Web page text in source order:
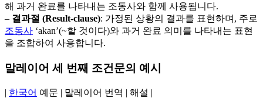
해 과거 완료를 나타내는 조동사와 함께 사용됩니다.
– 결과절 (Result-clause): 가정된 상황의 결과를 표현하며, 주로
조동사 ‘akan’(~할 것이다)와 과거 완료 의미를 나타내는 표현
을 조합하여 사용합니다.
말레이어 세 번째 조건문의 예시
| 한국어 예문 | 말레이어 번역 | 해설 |